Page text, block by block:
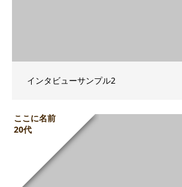
インタビューサンプル2
ここに名前
20代